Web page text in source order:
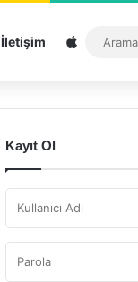
İletişim Sitemap
Kayıt Ol